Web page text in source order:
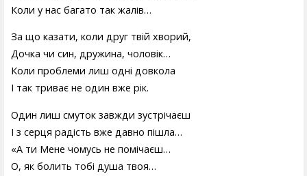
Коли у нас багато так жалів…
За що казати, коли друг твій хворий,
Дочка чи син, дружина, чоловік…
Коли проблеми лиш одні довкола
І так триває не один вже рік.
Один лиш смуток завжди зустрічаєш
І з серця радість вже давно пішла…
«А ти Мене чомусь не помічаєш…
О, як болить тобі душа твоя…